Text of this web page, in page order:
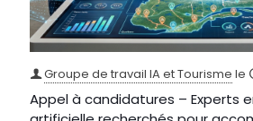
Groupe de travail IA et Tourisme le
Appel à candidatures – Experts